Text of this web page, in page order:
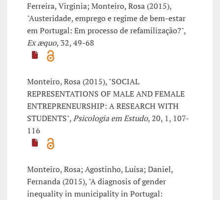
Ferreira, Virginia; Monteiro, Rosa (2015),
"Austeridade, emprego e regime de bem-estar
em Portugal: Em processo de refamilização?",
Ex æquo, 32, 49-68
Monteiro, Rosa (2015), "SOCIAL
REPRESENTATIONS OF MALE AND FEMALE
ENTREPRENEURSHIP: A RESEARCH WITH
STUDENTS",Psicologia em Estudo, 20, 1, 107-
116
Monteiro, Rosa; Agostinho, Luísa; Daniel,
Fernanda (2015), "A diagnosis of gender
inequality in municipality in Portugal: